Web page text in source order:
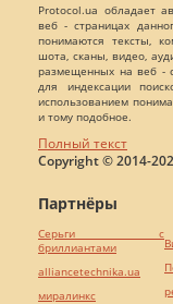
Protocol.ua обладает
веб - страницах
понимаются тексты,
шота, сканы, видео,
размещенных на веб -
для индексации
использованием
и тому подобное.
Полный текст
Copyright © 2014-
Партнёры
Серьги с
бриллиантами
alliancetechnika.ua
миралинкс